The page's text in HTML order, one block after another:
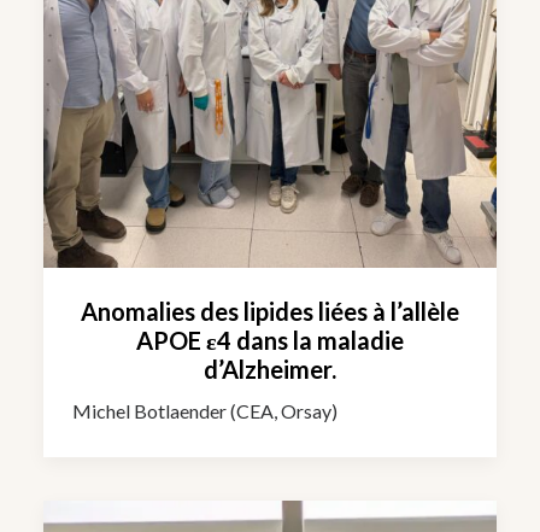
Anomalies des lipides liées à l’allèle
APOE ε4 dans la maladie
d’Alzheimer.
Michel Botlaender (CEA, Orsay)